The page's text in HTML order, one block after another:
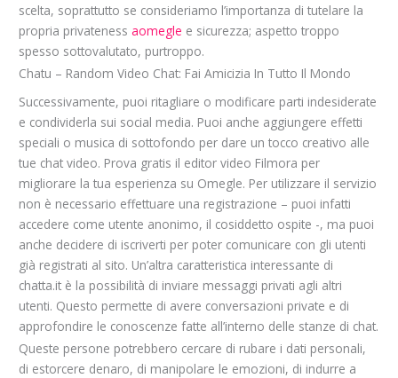
scelta, soprattutto se consideriamo l’importanza di tutelare la
propria privatenessaomegle e sicurezza; aspetto troppo
spesso sottovalutato, purtroppo.
Chatu – Random Video Chat: Fai Amicizia In Tutto Il Mondo
Successivamente, puoi ritagliare o modificare parti indesiderate
e condividerla sui social media. Puoi anche aggiungere effetti
speciali o musica di sottofondo per dare un tocco creativo alle
tue chat video. Prova gratis il editor video Filmora per
migliorare la tua esperienza su Omegle. Per utilizzare il servizio
non è necessario effettuare una registrazione – puoi infatti
accedere come utente anonimo, il cosiddetto ospite -, ma puoi
anche decidere di iscriverti per poter comunicare con gli utenti
già registrati al sito. Un’altra caratteristica interessante di
chatta.it è la possibilità di inviare messaggi privati agli altri
utenti. Questo permette di avere conversazioni private e di
approfondire le conoscenze fatte all’interno delle stanze di chat.
Queste persone potrebbero cercare di rubare i dati personali,
di estorcere denaro, di manipolare le emozioni, di indurre a